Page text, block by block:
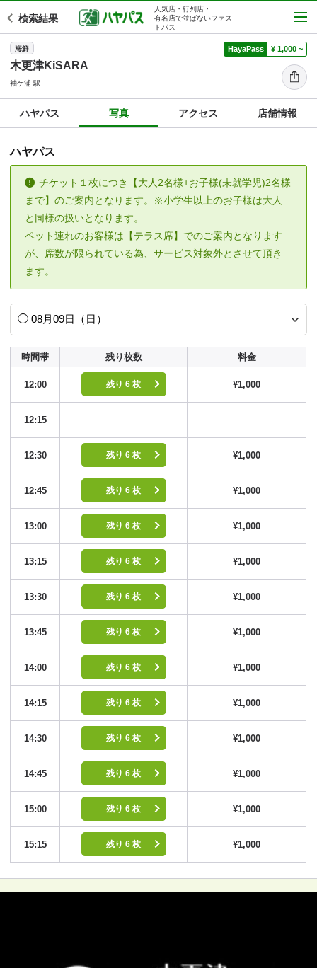
検索結果
人気店・行列店・
有名店で並ばないファス
トパス
海鮮
木更津KiSARA
袖ケ浦 駅
HayaPass ¥ 1,000 ~
ハヤパス 写真 アクセス 店舗情報
ハヤパス
チケット１枚につき【大人2名様+お子様(未就学児)2名様
まで】のご案内となります。※小学生以上のお子様は大人
と同様の扱いとなります。
ペット連れのお客様は【テラス席】でのご案内となります
が、席数が限られている為、サービス対象外とさせて頂き
ます。
時間帯 残り枚数 料金
12:00 残り 6 枚 ¥1,000
12:15
12:30 残り 6 枚 ¥1,000
12:45 残り 6 枚 ¥1,000
13:00 残り 6 枚 ¥1,000
13:15 残り 6 枚 ¥1,000
13:30 残り 6 枚 ¥1,000
13:45 残り 6 枚 ¥1,000
14:00 残り 6 枚 ¥1,000
14:15 残り 6 枚 ¥1,000
14:30 残り 6 枚 ¥1,000
14:45 残り 6 枚 ¥1,000
15:00 残り 6 枚 ¥1,000
15:15 残り 6 枚 ¥1,000